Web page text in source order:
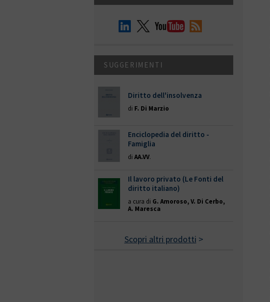
SUGGERIMENTI
Diritto dell'insolvenza
di F. Di Marzio
Enciclopedia del diritto -
Famiglia
di AA.VV.
Il lavoro privato (Le Fonti del
diritto italiano)
a cura di G. Amoroso, V. Di Cerbo,
A. Maresca
Scopri altri prodotti >